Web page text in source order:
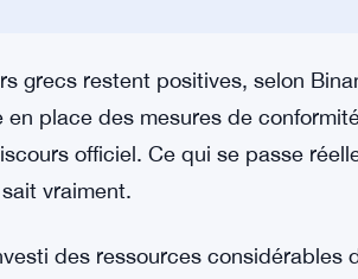
option de repli. La Grèce n’est pas
juridictions — France,
la source ne mentionne aucune
reste le plan A.